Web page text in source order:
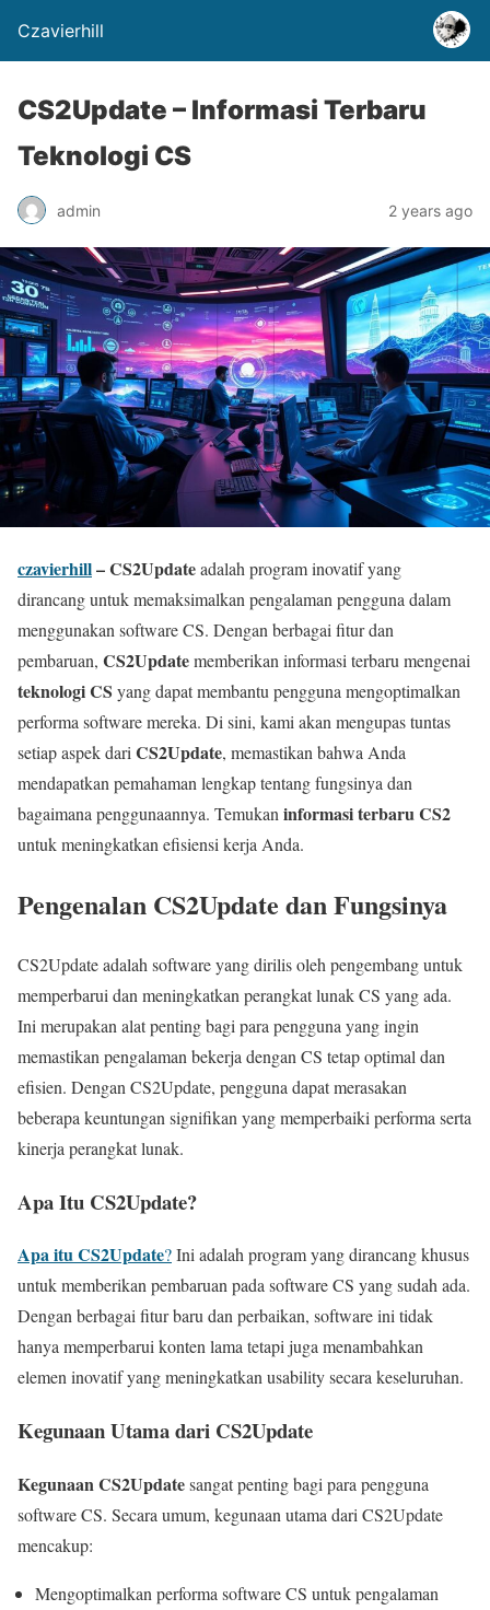
Czavierhill
CS2Update – Informasi Terbaru
Teknologi CS
admin 2 years ago
czavierhill– CS2Updateadalah program inovatif yang
dirancang untuk memaksimalkan pengalaman pengguna dalam
menggunakan software CS. Dengan berbagai fitur dan
pembaruan, CS2Updatememberikan informasi terbaru mengenai
teknologi CS yang dapat membantu pengguna mengoptimalkan
performa software mereka. Di sini, kami akan mengupas tuntas
setiap aspek dari CS2Update, memastikan bahwa Anda
mendapatkan pemahaman lengkap tentang fungsinya dan
bagaimana penggunaannya. Temukan informasi terbaru CS2
untuk meningkatkan efisiensi kerja Anda.
Pengenalan CS2Update dan Fungsinya
CS2Update adalah software yang dirilis oleh pengembang untuk
memperbarui dan meningkatkan perangkat lunak CS yang ada.
Ini merupakan alat penting bagi para pengguna yang ingin
memastikan pengalaman bekerja dengan CS tetap optimal dan
efisien. Dengan CS2Update, pengguna dapat merasakan
beberapa keuntungan signifikan yang memperbaiki performa serta
kinerja perangkat lunak.
Apa Itu CS2Update?
Apa itu CS2Update?Ini adalah program yang dirancang khusus
untuk memberikan pembaruan pada software CS yang sudah ada.
Dengan berbagai fitur baru dan perbaikan, software ini tidak
hanya memperbarui konten lama tetapi juga menambahkan
elemen inovatif yang meningkatkan usability secara keseluruhan.
Kegunaan Utama dari CS2Update
Kegunaan CS2Updatesangat penting bagi para pengguna
software CS. Secara umum, kegunaan utama dari CS2Update
mencakup:
Mengoptimalkan performa software CS untuk pengalaman